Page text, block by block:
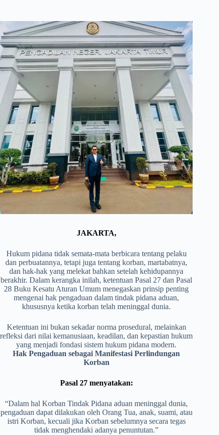
JAKARTA,
Hukum pidana tidak semata-mata berbicara tentang pelaku
dan perbuatannya, tetapi juga tentang korban, martabatnya,
dan hak-hak yang melekat bahkan setelah kehidupannya
berakhir. Dalam kerangka inilah, ketentuan Pasal 27 dan Pasal
28 Buku Kesatu Aturan Umum menegaskan prinsip penting
mengenai hak pengaduan dalam tindak pidana aduan,
khususnya ketika korban telah meninggal dunia.
Ketentuan ini bukan sekadar norma prosedural, melainkan
refleksi dari nilai kemanusiaan, keadilan, dan kepastian hukum
yang menjadi fondasi sistem hukum pidana modern.
Hak Pengaduan sebagai Manifestasi Perlindungan
Korban
Pasal 27 menyatakan:
“Dalam hal Korban Tindak Pidana aduan meninggal dunia,
pengaduan dapat dilakukan oleh Orang Tua, anak, suami, atau
istri Korban, kecuali jika Korban sebelumnya secara tegas
tidak menghendaki adanya penuntutan.”